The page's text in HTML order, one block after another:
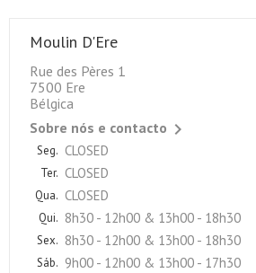
Moulin D'Ere
Rue des Pères 1
7500 Ere
Bélgica
Sobre nós e contacto 
Seg. CLOSED
Ter. CLOSED
Qua. CLOSED
Qui. 8h30 - 12h00 & 13h00 - 18h30
Sex. 8h30 - 12h00 & 13h00 - 18h30
Sáb. 9h00 - 12h00 & 13h00 - 17h30